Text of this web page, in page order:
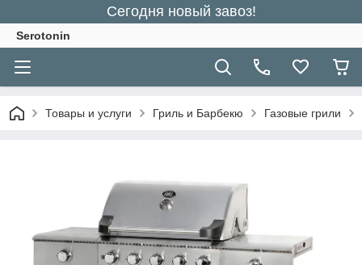
Сегодня новый завоз!
Serotonin
Товары и услуги Гриль и Барбекю Газовые грили